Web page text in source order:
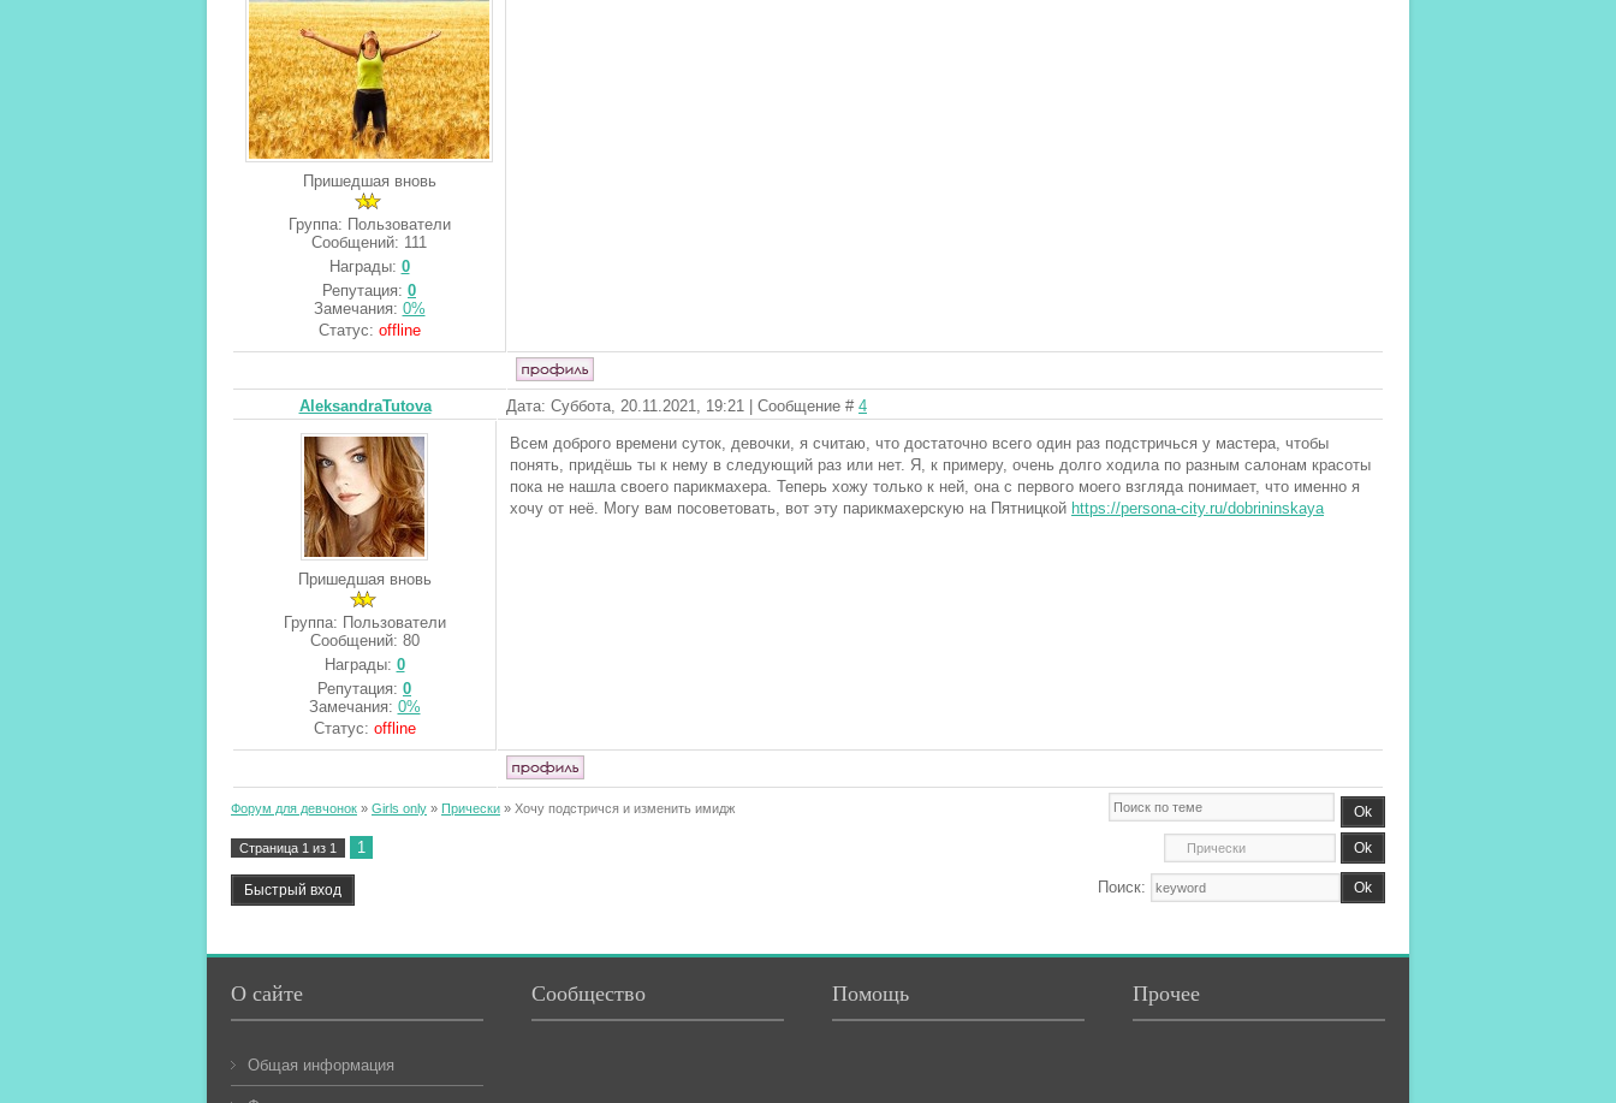
Пришедшая вновь
Группа: Пользователи
Сообщений: 111
Награды: 0
Репутация: 0
Замечания: 0%
Статус: offline
AleksandraTutova Дата: Суббота, 20.11.2021, 19:21 | Сообщение # 4
Пришедшая вновь
Группа: Пользователи
Сообщений: 80
Награды: 0
Репутация: 0
Замечания: 0%
Статус: offline
Всем доброго времени суток, девочки, я считаю, что достаточно всего один раз подстричься у мастера, чтобы
понять, придёшь ты к нему в следующий раз или нет. Я, к примеру, очень долго ходила по разным салонам красоты
пока не нашла своего парикмахера. Теперь хожу только к ней, она с первого моего взгляда понимает, что именно я
хочу от неё. Могу вам посоветовать, вот эту парикмахерскую на Пятницкой https://persona-city.ru/dobrininskaya
Форум для девчонок » Girls only » Прически » Хочу подстричся и изменить имидж
Страница 1 из 1 1
Поиск:
О сайте
Общая информация
Сообщество Помощь Прочее